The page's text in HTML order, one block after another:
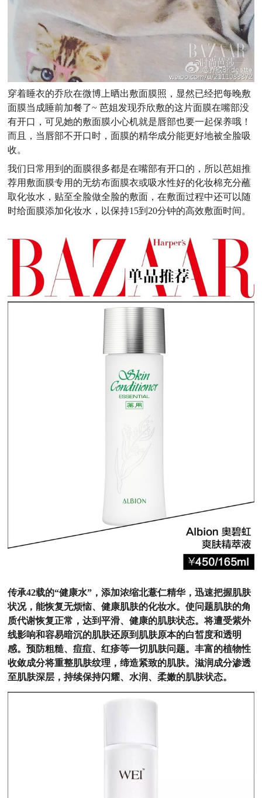
穿着睡衣的乔欣在微博上晒出敷面膜照，显然已经把每晚敷
面膜当成睡前加餐了~ 芭姐发现乔欣敷的这片面膜在嘴部没
有开口，可见她的敷面膜小心机就是唇部也要一起保养哦！
而且，当唇部不开口时，面膜的精华成分能更好地被全脸吸
收。
我们日常用到的面膜很多都是在嘴部有开口的，所以芭姐推
荐用敷面膜专用的无纺布面膜衣或吸水性好的化妆棉充分蘸
取化妆水 ，贴至全脸做全脸的敷面，在敷面过程中还可以随
时给面膜添加化妆水，以保持15到20分钟的高效敷面时间。
传承42载的“健康水”，添加浓缩北薏仁精华，迅速把握肌肤
状况，能恢复无烦恼、健康肌肤的化妆水。使问题肌肤的角
质代谢恢复正常，达到平滑、健康的肌肤状态。将遭受紫外
线影响和容易暗沉的肌肤还原到肌肤原本的白皙度和透明
感。预防粗糙、痘痘、红疹等一切肌肤问题。丰富的植物性
收敛成分将重整肌肤纹理，缔造紧致的肌肤。滋润成分渗透
至肌肤深层，持续保持闪耀、水润、柔嫩的肌肤状态。